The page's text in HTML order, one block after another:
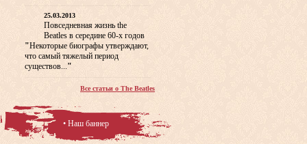
25.03.2013
Повседневная жизнь the
Beatles в середине 60-х годов
"Некоторые биографы утверждают,
что самый тяжелый период
существов..."
Все статьи о The Beatles
• Наш баннер